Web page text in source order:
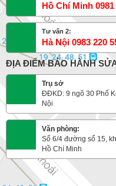
Hồ Chí Minh 0981
Tư vấn 2:
Hà Nội 0983 220
ĐỊA ĐIỂM BẢO HÀNH
Trụ sở
ĐĐKD: 9 ngõ 30 Phố
Nội
Văn phòng:
Số 6/4 đường số 15,
Hồ Chí Minh